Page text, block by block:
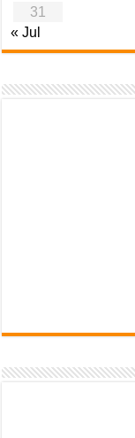
31
« Jul